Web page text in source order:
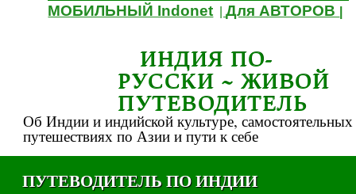
МОБИЛЬНЫЙ Indonet |Для АВТОРОВ
ИНДИЯ ПО-
РУССКИ ~ ЖИВОЙ
ПУТЕВОДИТЕЛЬ
Об Индии и индийской культуре, самостоятельных
путешествиях по Азии и пути к себе
ПУТЕВОДИТЕЛЬ ПО ИНДИИ